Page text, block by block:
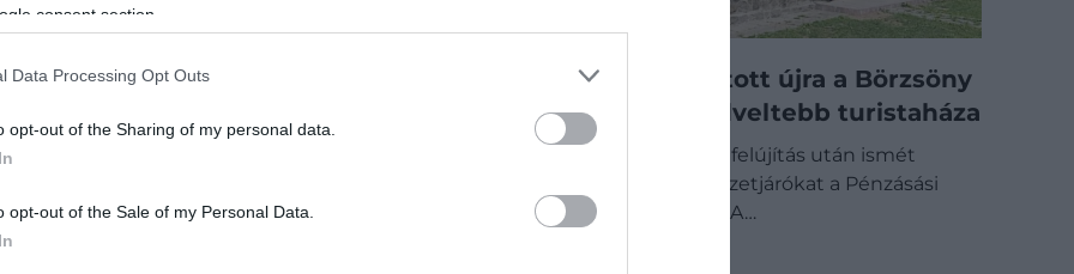
consent section.
Data Processing Opt Outs
opt-out of the Sharing of my personal data.
opt-out of the Sale of my Personal Data.
Felújítva nyitott újra a Börzsöny
egyik legkedveltebb turistaháza
Hónapokig tartó felújítás után ismét
fogadja a természetjárókat a Pénzásási
Erdei Turistaház. A…